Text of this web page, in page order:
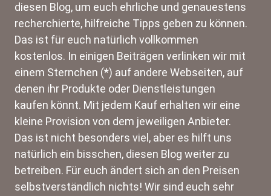
diesen Blog, um euch ehrliche und genauestens
recherchierte, hilfreiche Tipps geben zu können.
Das ist für euch natürlich vollkommen
kostenlos. In einigen Beiträgen verlinken wir mit
einem Sternchen (*) auf andere Webseiten, auf
denen ihr Produkte oder Dienstleistungen
kaufen könnt. Mit jedem Kauf erhalten wir eine
kleine Provision von dem jeweiligen Anbieter.
Das ist nicht besonders viel, aber es hilft uns
natürlich ein bisschen, diesen Blog weiter zu
betreiben. Für euch ändert sich an den Preisen
selbstverständlich nichts! Wir sind euch sehr